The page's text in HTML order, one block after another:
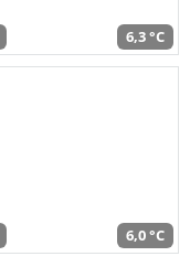
6,3 °C
6,0 °C